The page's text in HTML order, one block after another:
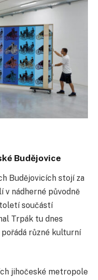
Budějovice
Budějovicích stojí za
v nádherné původně
součástí
Trpák tu dnes
různé kulturní
jihočeské metropole